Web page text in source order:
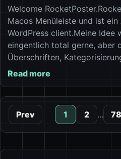
Welcome
Macos Menüleiste und ist
WordPress client.Meine Idee
eingentlich total gerne, aber
Überschriften,
Read more
Prev 1 2 ... 78